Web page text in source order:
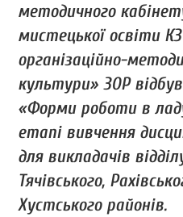
методичного
мистецької освіти
організаційно-
культури» ЗОР
«Форми роботи в
етапі вивчення
для викладачів
Тячівського,
Хустського районів.